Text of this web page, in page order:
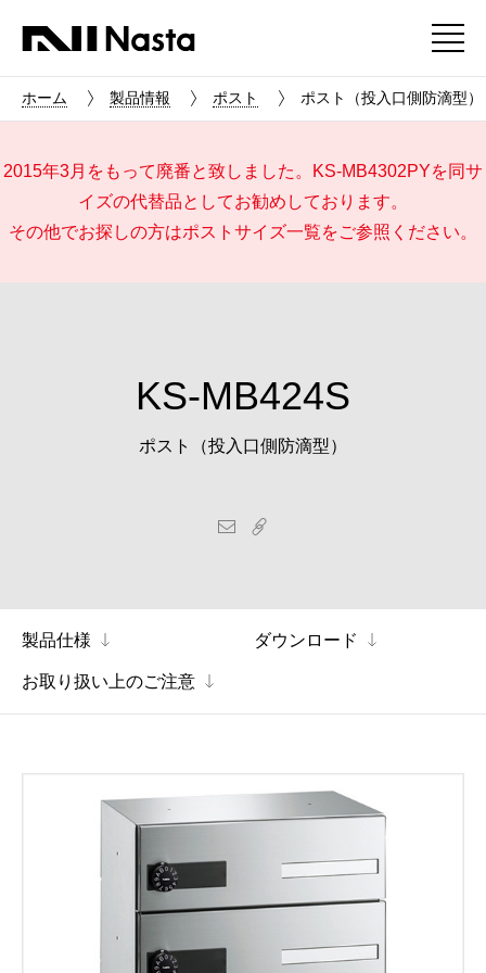
ホーム 製品情報 ポスト ポスト（投入口側防滴型
2015年3月をもって廃番と致しました。 KS-MB4302PYを同サ
イズの代替品としてお勧めしております。
その他でお探しの方はポストサイズ一覧をご参照ください。
KS-MB424S
ポスト（投入口側防滴型）
製品仕様 ダウンロード
お取り扱い上のご注意